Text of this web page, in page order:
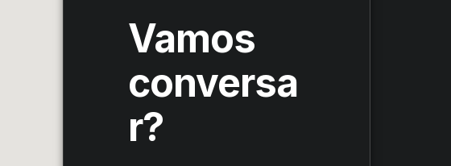
Vamos
conversa
r?